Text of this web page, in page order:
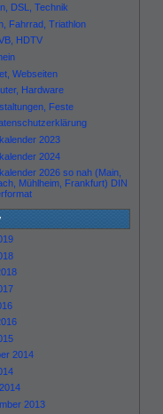
DSL, Technik
Fahrrad, Triathlon
HDTV
Webseiten
Hardware
Feste
2023
2024
2026 so nah (Main,
Mühlheim, Frankfurt) DIN
2014
2013